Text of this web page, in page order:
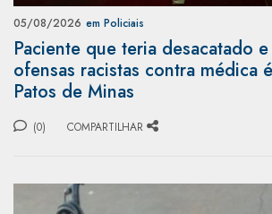
05/08/2026 em Policiais
Paciente que teria desacatado
ofensas racistas contra médica
Patos de Minas
(0) COMPARTILHAR